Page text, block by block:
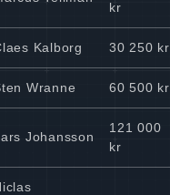
kr
Kalborg 30 250 kr
Wranne 60 500 kr
Johansson
121 000
kr